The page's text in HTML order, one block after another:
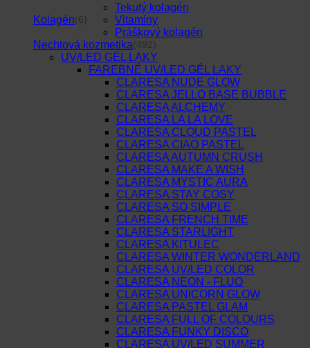
Kolagén(6)
Tekutý kolagén
Vitamíny
Práškový kolagén
Nechtová kozmetika(492)
UV/LED GÉL LAKY
FAREBNÉ UV/LED GÉL LAKY
CLARESA NUDE GLOW
CLARESA JELLO BASE BUBBLE
CLARESA ALCHEMY
CLARESA LA LA LOVE
CLARESA CLOUD PASTEL
CLARESA CIAO PASTEL
CLARESA AUTUMN CRUSH
CLARESA MAKE A WISH
CLARESA MYSTIC AURA
CLARESA STAY COSY
CLARESA SO SIMPLE
CLARESA FRENCH TIME
CLARESA STARLIGHT
CLARESA KITULEC
CLARESA WINTER WONDERLAND
CLARESA UV/LED COLOR
CLARESA NEON - FLUO
CLARESA UNICORN GLOW
CLARESA PASTEL GLAM
CLARESA FULL OF COLOURS
CLARESA FUNKY DISCO
CLARESA UV/LED SUMMER